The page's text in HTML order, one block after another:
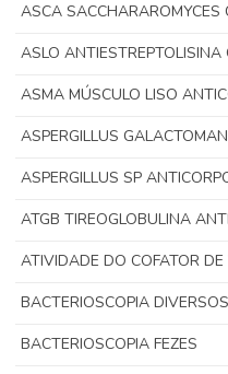
ASCA
ASLO ANTIESTREPTOLISINA
ASMA MÚSCULO LISO
ASPERGILLUS
ASPERGILLUS SP
ATGB TIREOGLOBULINA
ATIVIDADE DO COFATOR
BACTERIOSCOPIA DIVERSOS
BACTERIOSCOPIA FEZES